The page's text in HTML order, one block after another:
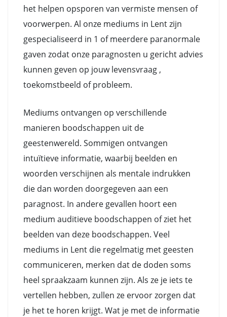
het helpen opsporen van vermiste mensen of
voorwerpen. Al onze mediums in Lent zijn
gespecialiseerd in 1 of meerdere paranormale
gaven zodat onze paragnosten u gericht advies
kunnen geven op jouw levensvraag ,
toekomstbeeld of probleem.
Mediums ontvangen op verschillende
manieren boodschappen uit de
geestenwereld. Sommigen ontvangen
intuïtieve informatie, waarbij beelden en
woorden verschijnen als mentale indrukken
die dan worden doorgegeven aan een
paragnost. In andere gevallen hoort een
medium auditieve boodschappen of ziet het
beelden van deze boodschappen. Veel
mediums in Lent die regelmatig met geesten
communiceren, merken dat de doden soms
heel spraakzaam kunnen zijn. Als ze je iets te
vertellen hebben, zullen ze ervoor zorgen dat
je het te horen krijgt. Wat je met de informatie